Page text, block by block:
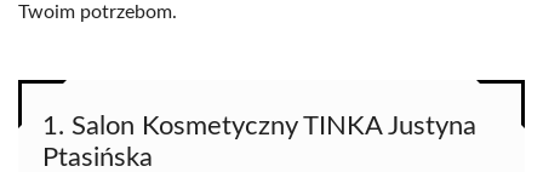
Twoim potrzebom.
1. Salon Kosmetyczny TINKA Justyna
Ptasińska